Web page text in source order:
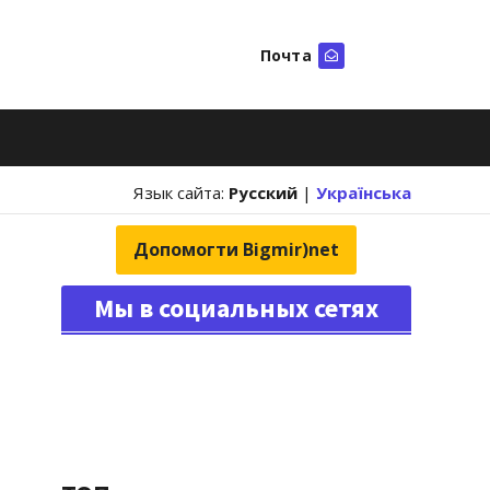
Почта
Язык сайта: Русский | Українська
Допомогти Bigmir)net
Мы в социальных сетях